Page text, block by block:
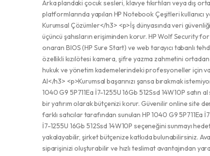
Arka plandaki çocuk sesleri, klavye tıkırtıları veya
platformlarında yapılan HP Notebook Çeşitleri
Kurumsal Çözümler</h3> <p>İş dünyasında veri
üçüncü şahısların erişiminden korur. HP Wolf Security
onaran BIOS (HP Sure Start) ve web tarayıcı tabanlı
özellikli kızılötesi kamera, şifre yazma zahmetini
hukuk ve yönetim kademelerindeki profesyoneller için
Al</h3> <p>Kurumsal başarınızı şansa bırakmak
1040 G9 5P711Ea İ7-1255U 16Gb 512Ssd 14W10P
bir yatırım olarak bütçenizi korur. Güvenilir online site
farklı satıcılar tarafından sunulan HP 1040 G9
İ7-1255U 16Gb 512Ssd 14W10P seçeneğini sunmayı
yakalayabilir, şirket bütçenize katkıda bulunabilirsiniz.
siparişinizi oluşturabilir ve hızlı teslimat avantajından